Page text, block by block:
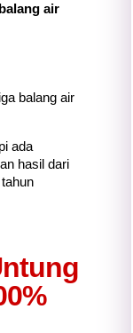
air
balang air
ada
hasil dari